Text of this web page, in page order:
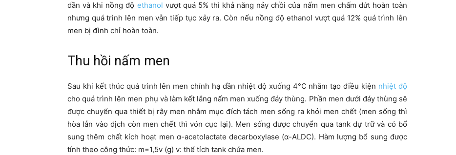
dần và khi nồng độ ethanol vượt quá 5% thì khả năng nảy chồi của nấm men chấm dứt hoàn toàn
nhưng quá trình lên men vẫn tiếp tục xảy ra. Còn nếu nồng độ ethanol vượt quá 12% quá trình lên
men bị đình chỉ hoàn toàn.
Thu hồi nấm men
Sau khi kết thúc quá trình lên men chính hạ dần nhiệt độ xuống 4°C nhằm tạo điều kiện nhiệt độ
cho quá trình lên men phụ và làm kết lắng nấm men xuống đáy thùng. Phần men dưới đáy thùng sẽ
được chuyển qua thiết bị rây men nhằm mục đích tách men sống ra khỏi men chết (men sống thì
hòa lẫn vào dịch còn men chết thì vón cục lại). Men sống được chuyển qua tank dự trữ và có bổ
sung thêm chất kích hoạt men α-acetolactate decarboxylase (α-ALDC). Hàm lượng bổ sung được
tính theo công thức: m=1,5v (g) v: thể tích tank chứa men.